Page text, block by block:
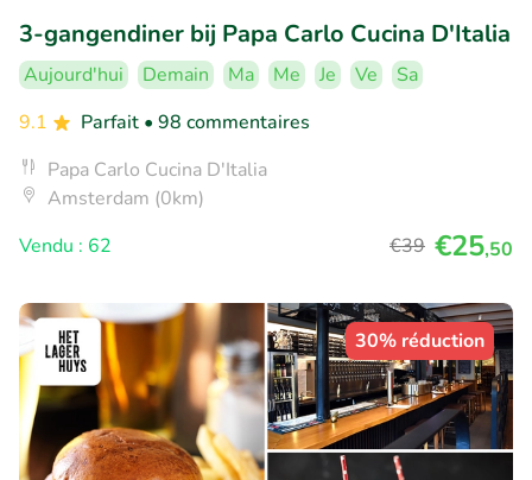
3-gangendiner bij Papa Carlo Cucina D'Italia
Aujourd'hui Demain Ma Me Je Ve
Sa
9.1
Parfait • 98 commentaires
Papa Carlo Cucina D'Italia
Amsterdam (0km)
Vendu : 62
€39 €25,50
30% réduction